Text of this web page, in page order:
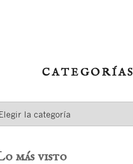
CATEGORÍAS
más visto